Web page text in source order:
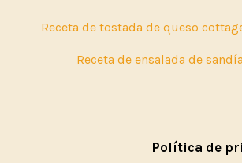
Receta de tostada de queso
Receta de ensalada de
Política de